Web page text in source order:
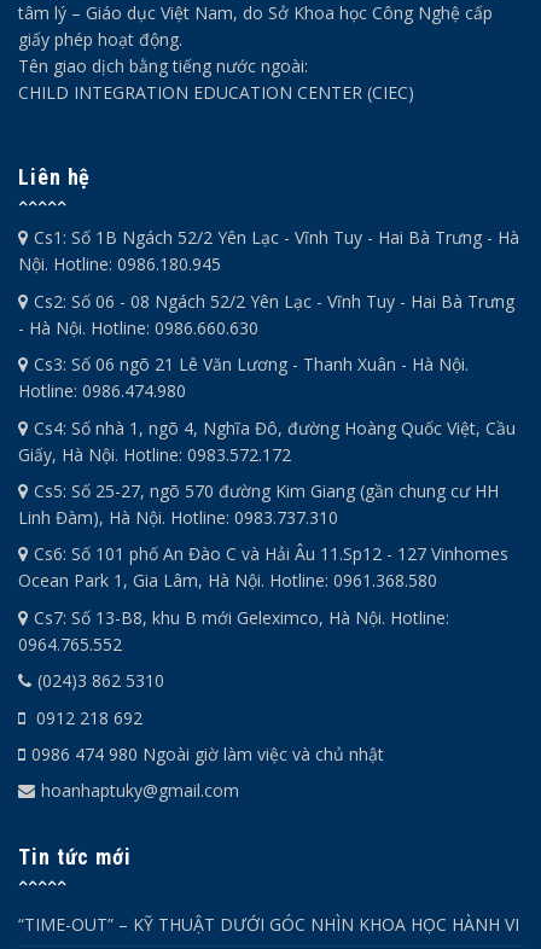
tâm lý – Giáo dục Việt Nam, do Sở Khoa học Công Nghệ cấp
giấy phép hoạt động.
Tên giao dịch bằng tiếng nước ngoài:
CHILD INTEGRATION EDUCATION CENTER (CIEC)
Liên hệ
Cs1: Số 1B Ngách 52/2 Yên Lạc - Vĩnh Tuy - Hai Bà Trưng - Hà
Nội. Hotline: 0986.180.945
Cs2: Số 06 - 08 Ngách 52/2 Yên Lạc - Vĩnh Tuy - Hai Bà Trưng
- Hà Nội. Hotline: 0986.660.630
Cs3: Số 06 ngõ 21 Lê Văn Lương - Thanh Xuân - Hà Nội.
Hotline: 0986.474.980
Cs4: Số nhà 1, ngõ 4, Nghĩa Đô, đường Hoàng Quốc Việt, Cầu
Giấy, Hà Nội. Hotline: 0983.572.172
Cs5: Số 25-27, ngõ 570 đường Kim Giang (gần chung cư HH
Linh Đàm), Hà Nội. Hotline: 0983.737.310
Cs6: Số 101 phố An Đào C và Hải Âu 11.Sp12 - 127 Vinhomes
Ocean Park 1, Gia Lâm, Hà Nội. Hotline: 0961.368.580
Cs7: Số 13-B8, khu B mới Geleximco, Hà Nội. Hotline:
0964.765.552
(024)3 862 5310
0912 218 692
0986 474 980 Ngoài giờ làm việc và chủ nhật
hoanhaptuky@gmail.com
Tin tức mới
“TIME-OUT” – KỸ THUẬT DƯỚI GÓC NHÌN KHOA HỌC HÀNH VI